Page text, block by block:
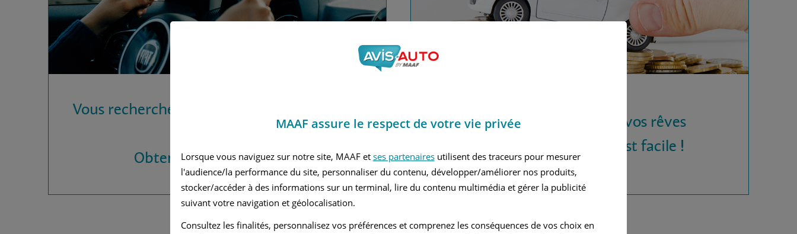
Vous recherchez une assurance automobile
Obtenez vos devis MAAF
Financez la voiture de vos rêves
Avec le crédit auto, c'est facile !
MAAF assure le respect de votre vie privée
Lorsque vous naviguez sur notre site, MAAF et ses partenairesutilisent des traceurs pour mesurer
l'audience/la performance du site, personnaliser du contenu, développer/améliorer nos produits,
stocker/accéder à des informations sur un terminal, lire du contenu multimédia et gérer la publicité
suivant votre navigation et géolocalisation.
Consultez les finalités, personnalisez vos préférences et comprenez les conséquences de vos choix en